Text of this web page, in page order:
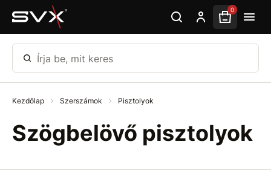
Ugrás az oldal fő részéhez 0
Írja be, mit keres
Kezdőlap Szerszámok Pisztolyok
Szögbelövő pisztolyok